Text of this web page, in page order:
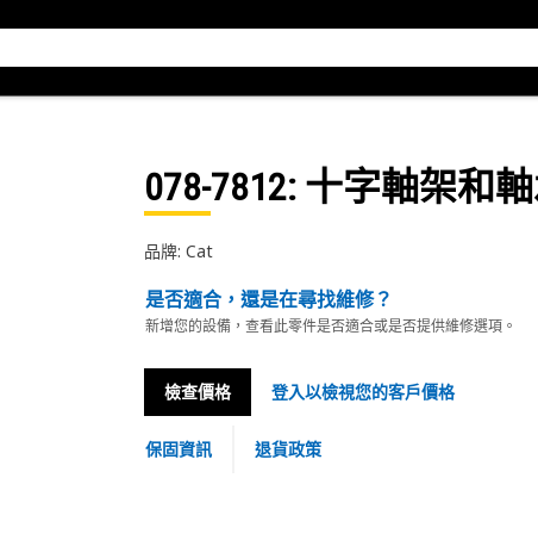
078-7812: 十字軸架和
品牌: Cat
是否適合，還是在尋找維修？
新增您的設備，查看此零件是否適合或是否提供維修選項。
檢查價格 登入以檢視您的客戶價格
保固資訊 退貨政策